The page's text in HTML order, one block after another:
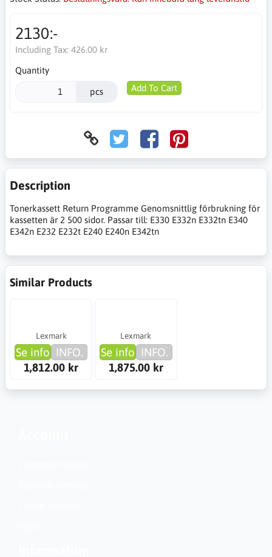
2130:-
Including Tax: 426.00 kr
Quantity
pcs Add To Cart
Description
Tonerkassett Return Programme Genomsnittlig förbrukning för
kassetten är 2 500 sidor. Passar till: E330 E332n E332tn E340
E342n E232 E232t E240 E240n E342tn
Similar Products
Lexmark
Se info INFO.
1,812.00 kr
Lexmark
Se info INFO.
1,875.00 kr